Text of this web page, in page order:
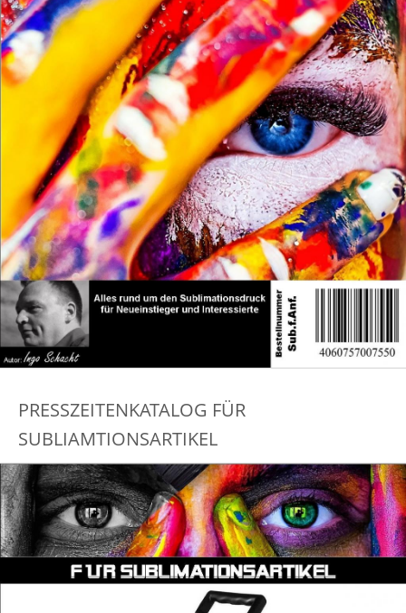
PRESSZEITENKATALOG FÜR
SUBLIAMTIONSARTIKEL